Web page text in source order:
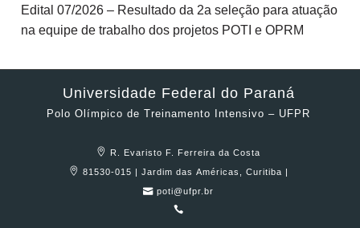
Edital 07/2026 – Resultado da 2a seleção para atuação
na equipe de trabalho dos projetos POTI e OPRM
Universidade Federal do Paraná
Polo Olímpico de Treinamento Intensivo – UFPR
R. Evaristo F. Ferreira da Costa
81530-015 | Jardim das Américas, Curitiba |
poti@ufpr.br